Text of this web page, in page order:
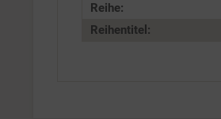
Reihe:
Reihentitel: